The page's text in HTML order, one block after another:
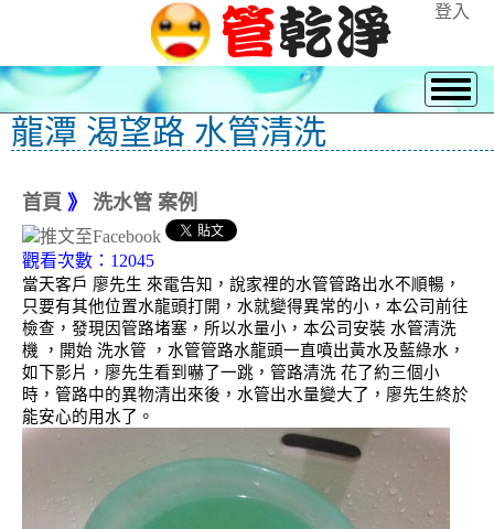
登入
龍潭 渴望路 水管清洗
首頁 》 洗水管 案例
觀看次數：12045
當天客戶 廖先生 來電告知，說家裡的水管管路出水不順暢，
只要有其他位置水龍頭打開，水就變得異常的小，本公司前往
檢查，發現因管路堵塞，所以水量小，本公司安裝 水管清洗
機 ，開始 洗水管 ，水管管路水龍頭一直噴出黃水及藍綠水，
如下影片，廖先生看到嚇了一跳，管路清洗 花了約三個小
時，管路中的異物清出來後，水管出水量變大了，廖先生終於
能安心的用水了。